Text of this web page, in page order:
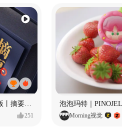
251 Morning视觉